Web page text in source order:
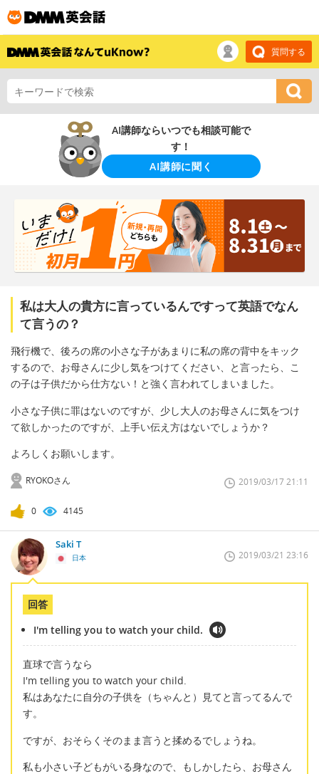
質問する
AI講師ならいつでも相談可能で
す！
AI講師に聞く
私は大人の貴方に言っているんですって英語でなん
て言うの？
飛行機で、後ろの席の小さな子があまりに私の席の背中をキック
するので、お母さんに少し気をつけてください、と言ったら、こ
の子は子供だから仕方ない！と強く言われてしまいました。
小さな子供に罪はないのですが、少し大人のお母さんに気をつけ
て欲しかったのですが、上手い伝え方はないでしょうか？
よろしくお願いします。
RYOKOさん 2019/03/17 21:11
0 4145
Saki T
日本 2019/03/21 23:16
回答
I'm telling you to watch your child.
直球で言うなら
I'm telling you to watch your child.
私はあなたに自分の子供を（ちゃんと）見てと言ってるんで
す。
ですが、おそらくそのまま言うと揉めるでしょうね。
私も小さい子どもがいる身なので、もしかしたら、お母さん